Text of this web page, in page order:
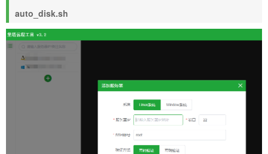
auto_disk.sh